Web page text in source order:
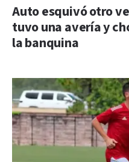
Auto esquivó otro
tuvo una avería y
la banquina